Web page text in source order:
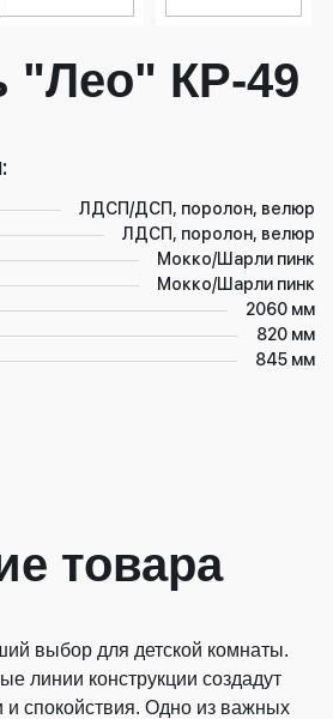
"Лео" КР-49
ЛДСП/ДСП, поролон, велюр
ЛДСП, поролон, велюр
Мокко/Шарли пинк
Мокко/Шарли пинк
2060 мм
820 мм
845 мм
товара
выбор для детской комнаты.
линии конструкции создадут
спокойствия. Одно из важных